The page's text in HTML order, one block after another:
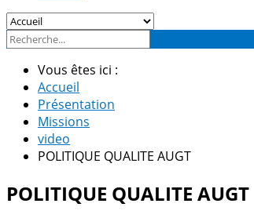
Vous êtes ici :
Accueil
Présentation
Missions
video
POLITIQUE QUALITE AUGT
POLITIQUE QUALITE AUGT